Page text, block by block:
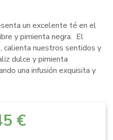
un excelente té en el
y pimienta negra. El
calienta nuestros sentidos y
dulce y pimienta
una infusión exquisita y
€